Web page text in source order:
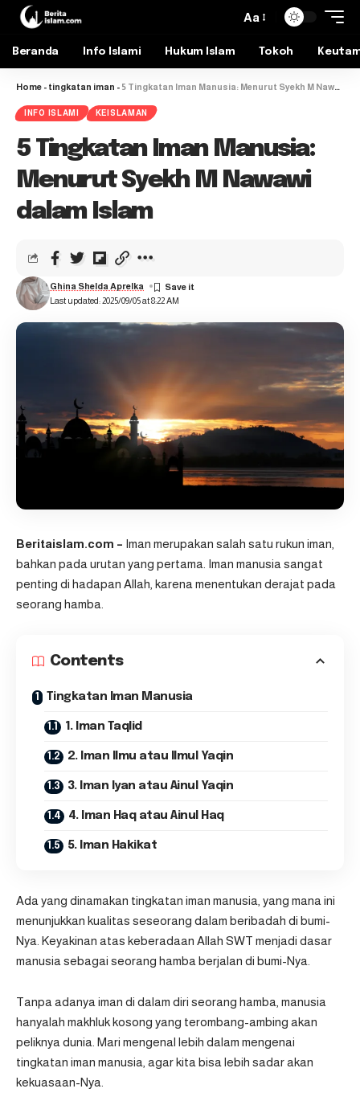
Aa
Beranda Info Islami Hukum Islam Tokoh
Home - tingkatan iman - 5 Tingkatan Iman Manusia: Menurut Syekh M Nawawi dalam Islam
INFO ISLAMI KEISLAMAN
5 Tingkatan Iman Manusia:
Menurut Syekh M Nawawi
dalam Islam
Last updated: 2025/09/05 at 8:22 AM
Ghina Shelda Aprelka
Beritaislam.com – Iman merupakan salah satu rukun iman,
bahkan pada urutan yang pertama. Iman manusia sangat
penting di hadapan Allah, karena menentukan derajat pada
seorang hamba.
Contents
Tingkatan Iman Manusia
1. Iman Taqlid
2. Iman Ilmu atau Ilmul Yaqin
3. Iman Iyan atau Ainul Yaqin
4. Iman Haq atau Ainul Haq
5. Iman Hakikat
Ada yang dinamakan tingkatan iman manusia, yang mana ini
menunjukkan kualitas seseorang dalam beribadah di bumi-
Nya. Keyakinan atas keberadaan Allah SWT menjadi dasar
manusia sebagai seorang hamba berjalan di bumi-Nya.
Tanpa adanya iman di dalam diri seorang hamba, manusia
hanyalah makhluk kosong yang terombang-ambing akan
peliknya dunia. Mari mengenal lebih dalam mengenai
tingkatan iman manusia, agar kita bisa lebih sadar akan
kekuasaan-Nya.